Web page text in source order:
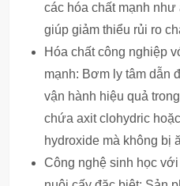
các hóa chất mạnh như
giúp giảm thiểu rủi ro
Hóa chất công nghiệp
mạnh: Bơm ly tâm dẫn
vận hành hiệu quả
chứa axit clohydric
hydroxide mà không bị
Công nghệ sinh học